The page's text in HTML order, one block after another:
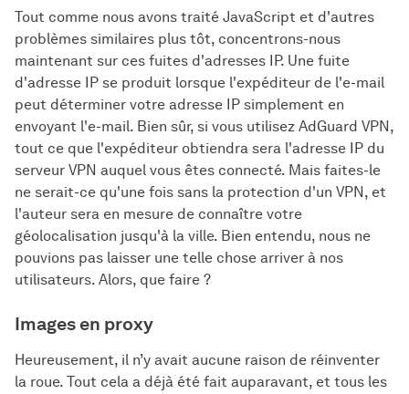
Tout comme nous avons traité JavaScript et d'autres
problèmes similaires plus tôt, concentrons-nous
maintenant sur ces fuites d'adresses IP. Une fuite
d'adresse IP se produit lorsque l'expéditeur de l'e-mail
peut déterminer votre adresse IP simplement en
envoyant l'e-mail. Bien sûr, si vous utilisez AdGuard VPN,
tout ce que l'expéditeur obtiendra sera l'adresse IP du
serveur VPN auquel vous êtes connecté. Mais faites-le
ne serait-ce qu'une fois sans la protection d'un VPN, et
l'auteur sera en mesure de connaître votre
géolocalisation jusqu'à la ville. Bien entendu, nous ne
pouvions pas laisser une telle chose arriver à nos
utilisateurs. Alors, que faire ?
Images en proxy
Heureusement, il n’y avait aucune raison de réinventer
la roue. Tout cela a déjà été fait auparavant, et tous les